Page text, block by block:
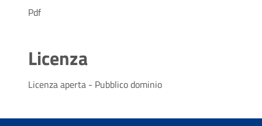
Pdf
Licenza
Licenza aperta - Pubblico dominio